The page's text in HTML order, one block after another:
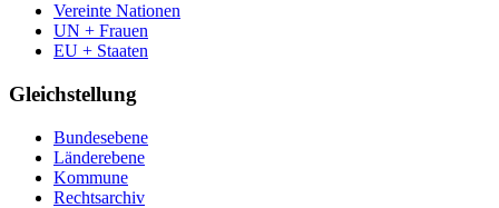
Vereinte Nationen
UN + Frauen
EU + Staaten
Gleichstellung
Bundesebene
Länderebene
Kommune
Rechtsarchiv